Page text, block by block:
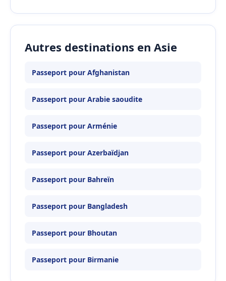
Autres destinations en Asie
Passeport pour Afghanistan
Passeport pour Arabie saoudite
Passeport pour Arménie
Passeport pour Azerbaïdjan
Passeport pour Bahreïn
Passeport pour Bangladesh
Passeport pour Bhoutan
Passeport pour Birmanie